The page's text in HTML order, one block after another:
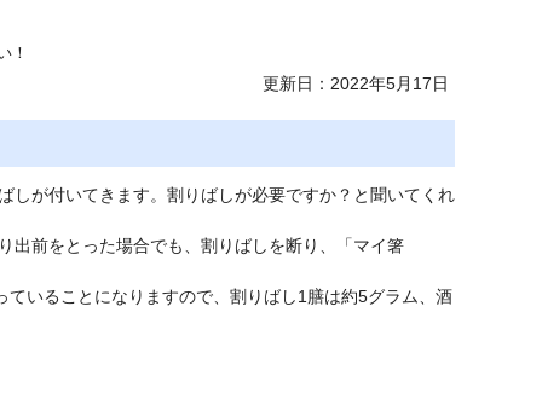
！
更新日：2022年5月17日
しが付いてきます。割りばしが必要ですか？と聞いてくれ
出前をとった場合でも、割りばしを断り、「マイ箸
いることになりますので、割りばし1膳は約5グラム、酒